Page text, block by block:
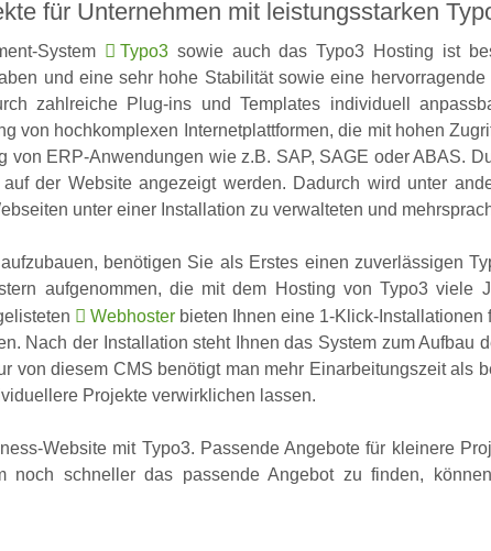
für Unternehmen mit leistungsstarken
System Typo3sowie auch das Typo3 Hosting ist
und eine sehr hohe Stabilität sowie eine
zahlreiche Plug-ins und Templates individuell
von hochkomplexen Internetplattformen, die mit hohen
von ERP-Anwendungen wie z.B. SAP, SAGE oder ABAS.
der Website angezeigt werden. Dadurch wird unter
unter einer Installation zu verwalteten und
benötigen Sie als Erstes einen zuverlässigen
aufgenommen, die mit dem Hosting von Typo3
Webhoster bieten Ihnen eine 1-Klick-
Nach der Installation steht Ihnen das System zum
von diesem CMS benötigt man mehr Einarbeitungszeit als
Projekte verwirklichen lassen.
Website mit Typo3. Passende Angebote für kleinere
noch schneller das passende Angebot zu finden,